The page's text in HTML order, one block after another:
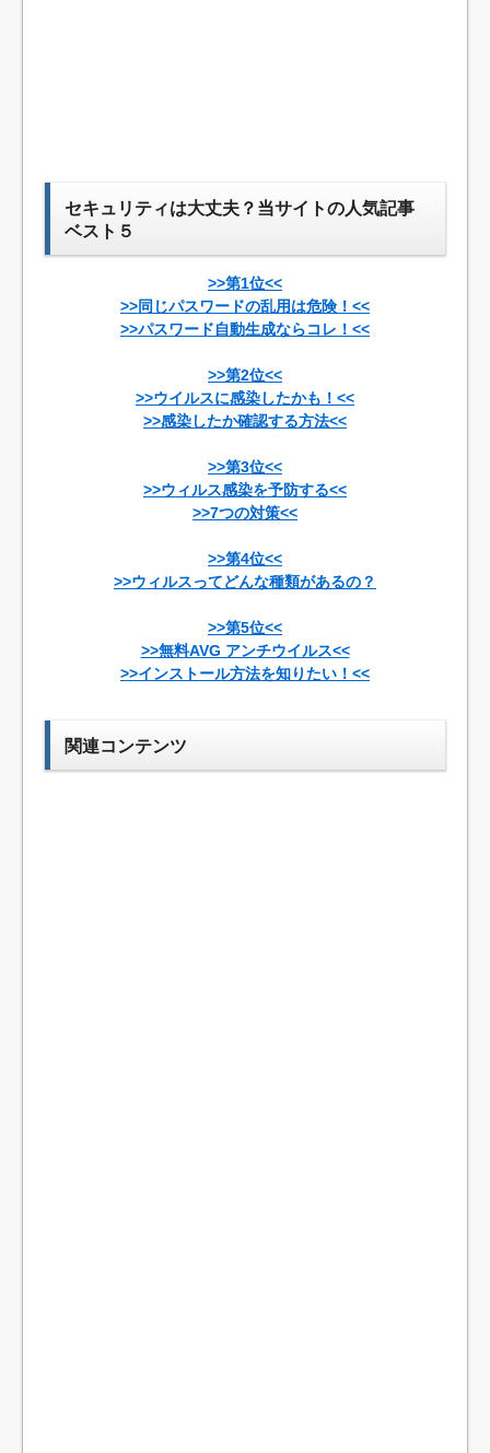
セキュリティは大丈夫？当サイトの人気記事
ベスト５
>>第1位<<
>>同じパスワードの乱用は危険！<<
>>パスワード自動生成ならコレ！<<
>>第2位<<
>>ウイルスに感染したかも！<<
>>感染したか確認する方法<<
>>第3位<<
>>ウィルス感染を予防する<<
>>7つの対策<<
>>第4位<<
>>ウィルスってどんな種類があるの？
>>第5位<<
>>無料AVG アンチウイルス<<
>>インストール方法を知りたい！<<
関連コンテンツ